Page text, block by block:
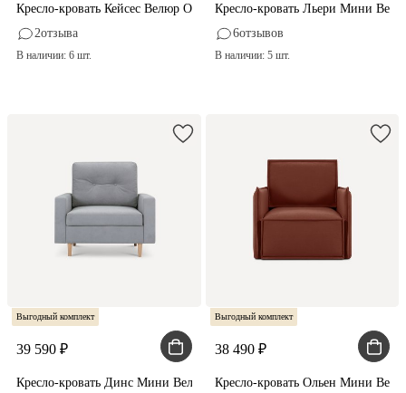
Кресло-кровать Кейсес Велюр Оливковый
2отзыва
В наличии: 6 шт.
Кресло-кровать Льери Мини
6отзывов
В наличии: 5 шт.
Выгодный комплект
39 590
Кресло-кровать Динс Мини Вельвет Светло-серый
Выгодный комплект
38 490
Кресло-кровать Ольен Мини